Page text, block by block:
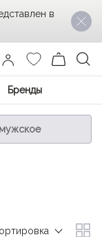
Бренды
мужское
в